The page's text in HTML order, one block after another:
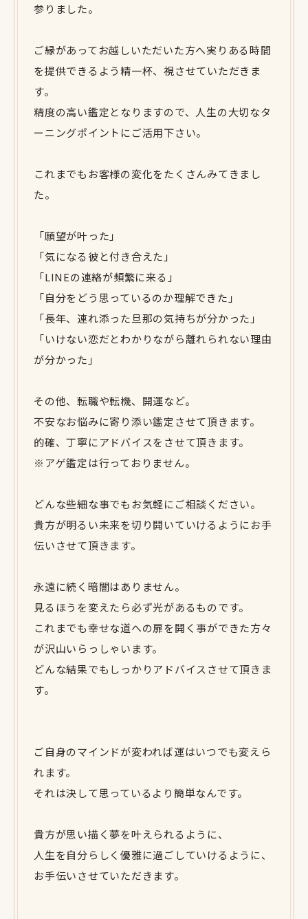
参りました。
ご縁があってお越しいただいた方へ実りある時間
を提供できるよう精一杯、視させていただきま
す。
精度の高い鑑定となりますので、人生の大切なタ
ーニングポイントにご活用下さい。
これまでもお客様の変化をたくさんみてきまし
た。
「願望が叶った」
「気になる彼と付き合えた」
「LINEの連絡が頻繁に来る」
「自分をどう思っているのか理解できた」
「長年、連れ添った旦那の気持ちが分かった」
「いけない恋だとわかりながら離れられない理由
が分かった」
その他、転職や転機、開運など。
不安なお悩みに寄り添い鑑定させて頂きます。
的確、丁寧にアドバイスをさせて頂きます。
※アゲ鑑定は行っておりません。
どんな些細な事でもお気軽にご相談ください。
貴方が明るい未来を切り開いていけるようにお手
伝いさせて頂きます。
永遠に続く暗闇はありません。
見るほうを変えたら必ず光があるものです。
これまでも幸せな道への扉を開く事ができた方々
が沢山いらっしゃいます。
どんな結果でもしっかりアドバイスさせて頂きま
す。
ご自身のマインドが変われば運はいつでも変えら
れます。
それは決して思っているより簡単なんです。
貴方が思い描く夢を叶えられるように、
人生を自分らしく優雅に過ごしていけるように、
お手伝いさせていただきます。